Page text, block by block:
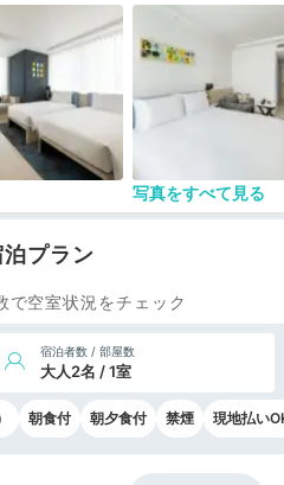
写真をすべて見る
泊プラン
で空室状況をチェック
宿泊者数 / 部屋数
大人2名 / 1室
朝食付 朝夕食付 禁煙 現地払い